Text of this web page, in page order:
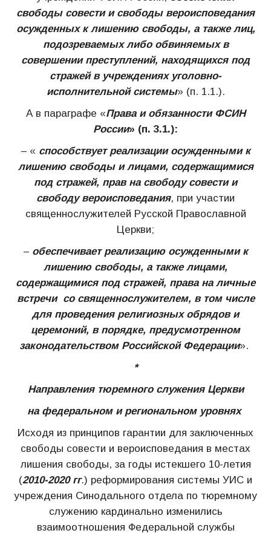
свободы совести и свободы вероисповедания
осужденных к лишению свободы, а также лиц,
подозреваемых либо обвиняемых в
совершении преступлений, находящихся под
стражей в учреждениях уголовно-
исполнительной системы» (п. 1.1.).
А в параграфе «Права и обязанности ФСИН
России» (п. 3.1.):
– « способствует реализации осужденными к
лишению свободы и лицами, содержащимися
под стражей, прав на свободу совести и
свободу вероисповедания, при участии
священнослужителей Русской Православной
Церкви;
– обеспечивает реализацию осужденными к
лишению свободы, а также лицами,
содержащимися под стражей, права на личные
встречи со священнослужителем, в том числе
для проведения религиозных обрядов и
церемоний, в порядке, предусмотренном
законодательством Российской Федерации».
*
Направления тюремного служения Церкви
на федеральном и региональном уровнях
Исходя из принципов гарантии для заключенных
свободы совести и вероисповедания в местах
лишения свободы, за годы истекшего 10-летия
(2010-2020 гг.) реформирования системы УИС и
учреждения Синодального отдела по тюремному
служению кардинально изменились
взаимоотношения Федеральной службы